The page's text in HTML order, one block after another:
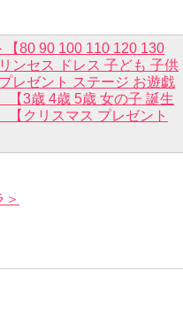
【80 90 100 110 120 130
ンセス ドレス 子ども 子供
レゼント ステージ お遊戯
【3歳 4歳 5歳 女の子 誕生
【クリスマス プレゼント
＞